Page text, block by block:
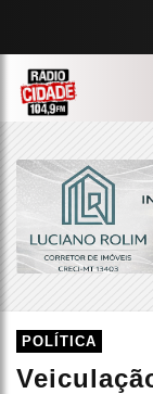
POLÍTICA